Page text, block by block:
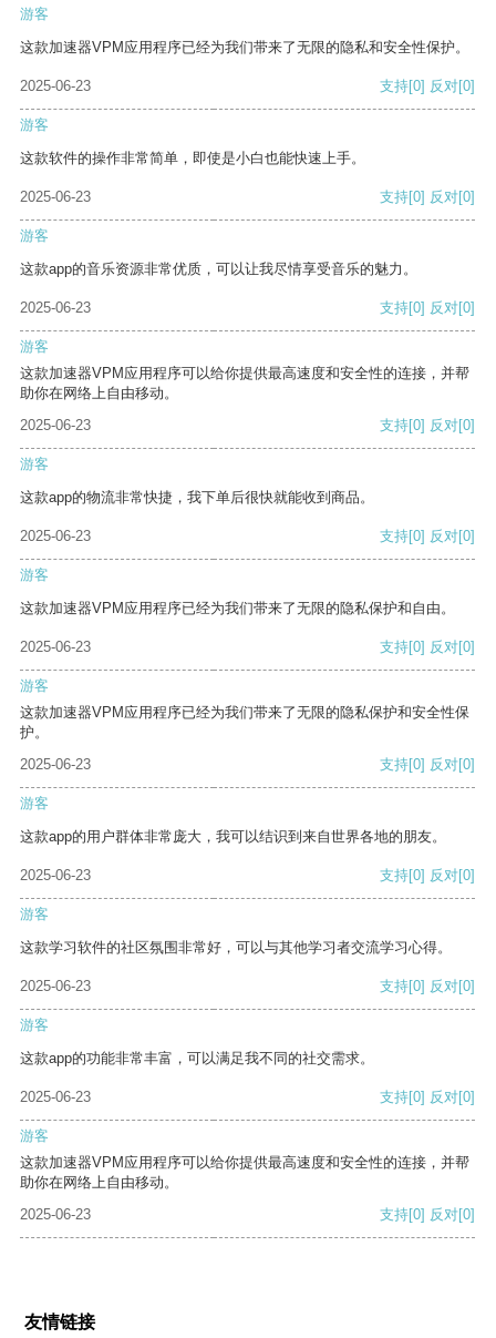
游客
这款加速器VPM应用程序已经为我们带来了无限的隐私和安全性保护。
2025-06-23 支持[0] 反对[0]
游客
这款软件的操作非常简单，即使是小白也能快速上手。
2025-06-23 支持[0] 反对[0]
游客
这款app的音乐资源非常优质，可以让我尽情享受音乐的魅力。
2025-06-23 支持[0] 反对[0]
游客
这款加速器VPM应用程序可以给你提供最高速度和安全性的连接，并帮
助你在网络上自由移动。
2025-06-23
支持[0] 反对[0]
游客
这款app的物流非常快捷，我下单后很快就能收到商品。
2025-06-23 支持[0] 反对[0]
游客
这款加速器VPM应用程序已经为我们带来了无限的隐私保护和自由。
2025-06-23 支持[0] 反对[0]
游客
这款加速器VPM应用程序已经为我们带来了无限的隐私保护和安全性保
护。
2025-06-23
支持[0] 反对[0]
游客
这款app的用户群体非常庞大，我可以结识到来自世界各地的朋友。
2025-06-23 支持[0] 反对[0]
游客
这款学习软件的社区氛围非常好，可以与其他学习者交流学习心得。
2025-06-23 支持[0] 反对[0]
游客
这款app的功能非常丰富，可以满足我不同的社交需求。
2025-06-23 支持[0] 反对[0]
游客
这款加速器VPM应用程序可以给你提供最高速度和安全性的连接，并帮
助你在网络上自由移动。
2025-06-23
支持[0] 反对[0]
友情链接